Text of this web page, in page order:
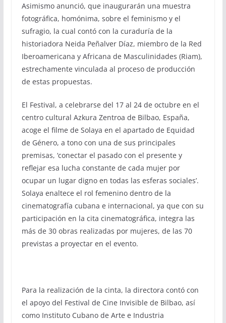
Asimismo anunció, que inaugurarán una muestra
fotográfica, homónima, sobre el feminismo y el
sufragio, la cual contó con la curaduría de la
historiadora Neida Peñalver Díaz, miembro de la Red
Iberoamericana y Africana de Masculinidades (Riam),
estrechamente vinculada al proceso de producción
de estas propuestas.
El Festival, a celebrarse del 17 al 24 de octubre en el
centro cultural Azkura Zentroa de Bilbao, España,
acoge el filme de Solaya en el apartado de Equidad
de Género, a tono con una de sus principales
premisas, ‘conectar el pasado con el presente y
reflejar esa lucha constante de cada mujer por
ocupar un lugar digno en todas las esferas sociales’.
Solaya enaltece el rol femenino dentro de la
cinematografía cubana e internacional, ya que con su
participación en la cita cinematográfica, integra las
más de 30 obras realizadas por mujeres, de las 70
previstas a proyectar en el evento.
Para la realización de la cinta, la directora contó con
el apoyo del Festival de Cine Invisible de Bilbao, así
como Instituto Cubano de Arte e Industria